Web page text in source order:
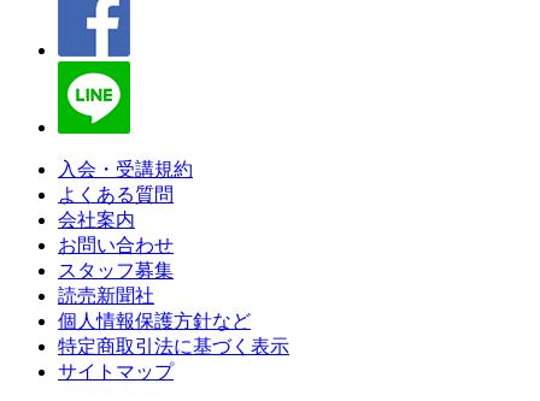
入会・受講規約
よくある質問
会社案内
お問い合わせ
スタッフ募集
読売新聞社
個人情報保護方針など
特定商取引法に基づく表示
サイトマップ